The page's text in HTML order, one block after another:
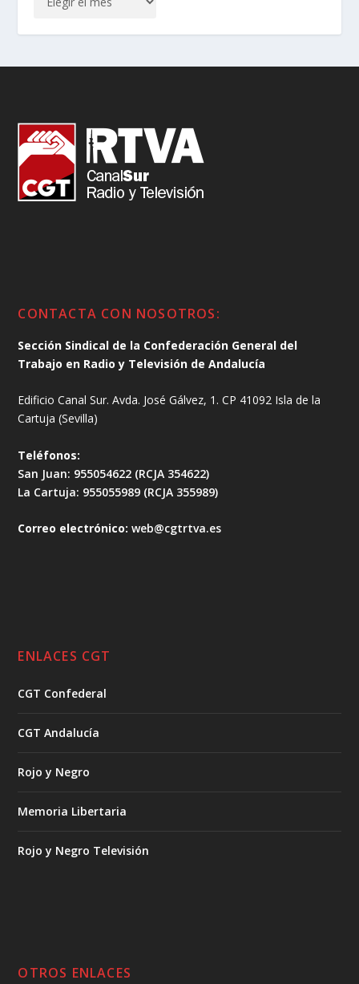
CONTACTA CON NOSOTROS:
Sección Sindical de la Confederación General del
Trabajo en Radio y Televisión de Andalucía
Edificio Canal Sur. Avda. José Gálvez, 1. CP 41092 Isla de la
Cartuja (Sevilla)
Teléfonos:
San Juan: 955054622 (RCJA 354622)
La Cartuja: 955055989 (RCJA 355989)
Correo electrónico:web@cgtrtva.es
ENLACES CGT
CGT Confederal
CGT Andalucía
Rojo y Negro
Memoria Libertaria
Rojo y Negro Televisión
OTROS ENLACES